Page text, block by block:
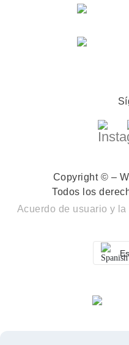
Copyright © –
Todos los
Acuerdo de usuario y la